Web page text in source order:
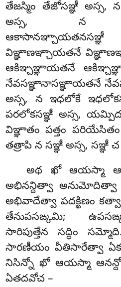
తేజస్మిం తేజోసఞ్ఞీ
అస్స, న
విఞ్ఞాణఞ్చాయతనే
ఆకిఞ్చఞ్ఞాయతనే
నేవసఞ్ఞానాసఞ్ఞాయతనే
అస్స, న ఇధలోకే
పరలోకసఞ్ఞీ అస్స,
విఞ్ఞాతం పత్తం
తత్రాపి న సఞ్ఞీ అస్స, సఞ్ఞీ
అథ ఖో ఆయస్మా
అభినన్దిత్వా
అభివాదేత్వా పదక్ఖిణం
తేనుపసఙ్కమి;
సారిపుత్తేన సద్ధిం
సారణీయం వీతిసారేత్వా
నిసిన్నో ఖో ఆయస్మా ఆనన్దో
ఏతదవోచ –